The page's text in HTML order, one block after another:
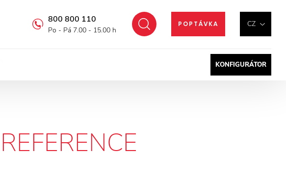
CZ
POPTÁVKA
Hledat
800 800 110
Po - Pá 7.00 - 15.00 h
KONFIGURÁTOR
REFERENCE